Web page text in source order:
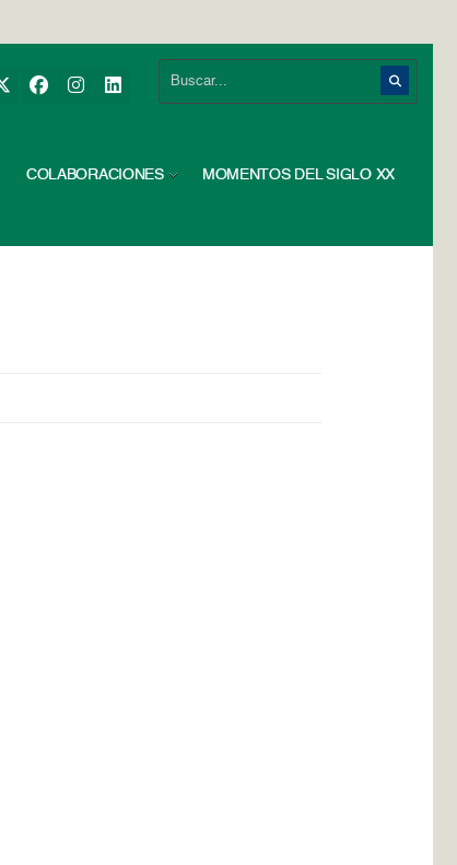
COLABORACIONES MOMENTOS DEL SIGLO XX